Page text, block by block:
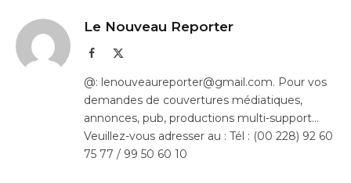
Le Nouveau Reporter
Facebook
@: lenouveaureporter@gmail.com. Pour vos
demandes de couvertures médiatiques,
annonces, pub, productions multi-support…
Veuillez-vous adresser au : Tél : (00 228) 92 60
75 77 / 99 50 60 10